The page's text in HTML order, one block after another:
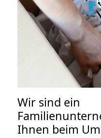
Wir sind ein
Ihnen beim